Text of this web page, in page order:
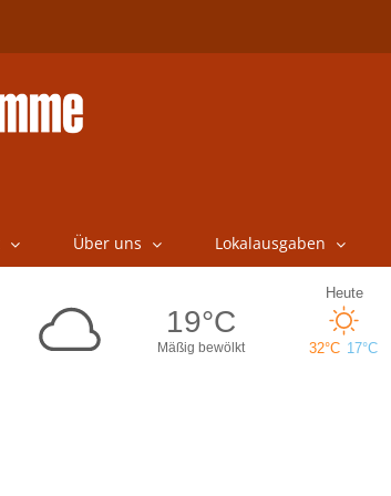
Über uns Lokalausgaben